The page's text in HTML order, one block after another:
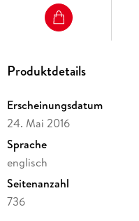
Produktdetails
Erscheinungsdatum
24. Mai 2016
Sprache
englisch
Seitenanzahl
736